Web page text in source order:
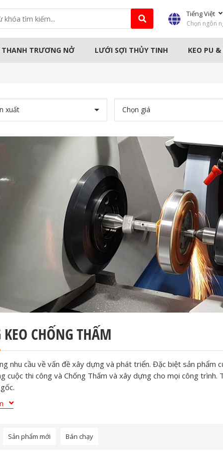
Tiếng Việt
Chọn ngôn
THANH TRƯƠNG NỞ LƯỚI SỢI THỦY TINH KEO PU &
xuất Chọn giá
KEO CHỐNG THẤM
nhu cầu về vấn đề xây dựng và phát triển. Đặc biệt sản phẩm
cuộc thi công và Chống Thấm và xây dựng cho mọi công trình.
nhu cầu về vấn đề xây dựng và phát triển. Đặc biệt sản phẩm
Sản phẩm mới Bán chạy